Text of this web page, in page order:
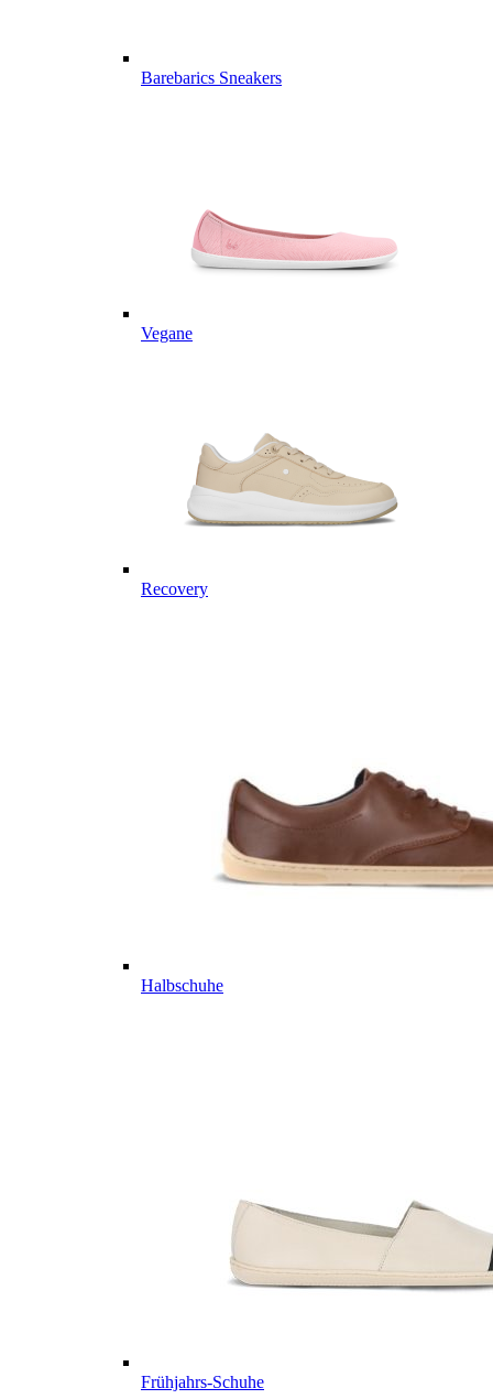
Barebarics Sneakers
Vegane
Recovery
Halbschuhe
Frühjahrs-Schuhe